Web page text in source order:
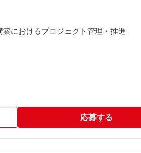
におけるプロジェクト管理・推進
応募する